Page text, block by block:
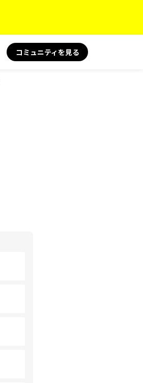
コミュニティを見る